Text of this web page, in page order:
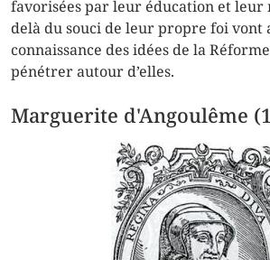
favorisées par leur éducation et leur
delà du souci de leur propre foi
connaissance des idées de la
pénétrer autour d’elles.
Marguerite d'Angoulême